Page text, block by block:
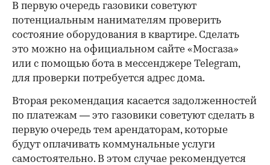
В первую очередь газовики советуют
потенциальным нанимателям проверить
состояние оборудования в квартире. Сделать
это можно на официальном сайте «Мосгаза»
или с помощью бота в мессенджере Telegram,
для проверки потребуется адрес дома.
Вторая рекомендация касается задолженностей
по платежам — это газовики советуют сделать в
первую очередь тем арендаторам, которые
будут оплачивать коммунальные услуги
самостоятельно. В этом случае рекомендуется